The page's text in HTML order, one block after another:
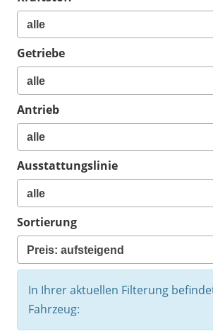
Getriebe
Antrieb
Ausstattungslinie
Sortierung
In Ihrer aktuellen Filterung
Fahrzeug: